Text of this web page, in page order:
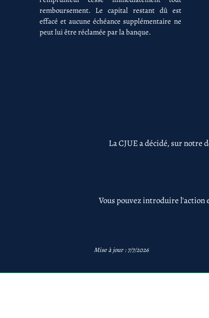
remboursement. Le capital restant dû est
effacé et aucune échéance supplémentaire ne
peut lui être réclamée par la banque.
La CJUE a décidé, sur notre
Vous pouvez introduire l'action
Mise à jour : 7/7/2026